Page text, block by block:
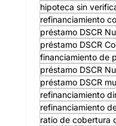
hipoteca sin
refinanciamiento
préstamo DSCR
préstamo DSCR
financiamiento de
préstamo DSCR
préstamo DSCR
refinanciamiento
refinanciamiento
ratio de cobertura